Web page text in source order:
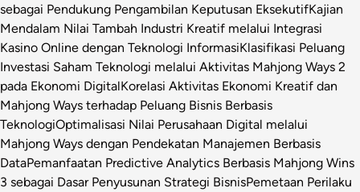
sebagai Pendukung Pengambilan Keputusan EksekutifKajian
Mendalam Nilai Tambah Industri Kreatif melalui Integrasi
Kasino Online dengan Teknologi InformasiKlasifikasi Peluang
Investasi Saham Teknologi melalui Aktivitas Mahjong Ways 2
pada Ekonomi DigitalKorelasi Aktivitas Ekonomi Kreatif dan
Mahjong Ways terhadap Peluang Bisnis Berbasis
TeknologiOptimalisasi Nilai Perusahaan Digital melalui
Mahjong Ways dengan Pendekatan Manajemen Berbasis
DataPemanfaatan Predictive Analytics Berbasis Mahjong Wins
3 sebagai Dasar Penyusunan Strategi BisnisPemetaan Perilaku